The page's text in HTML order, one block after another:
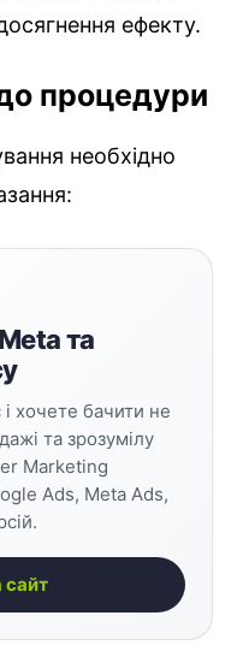
ефекту.
процедури
необхідно
та
хочете бачити не
та зрозумілу
Marketing
Ads, Meta Ads,
сайт